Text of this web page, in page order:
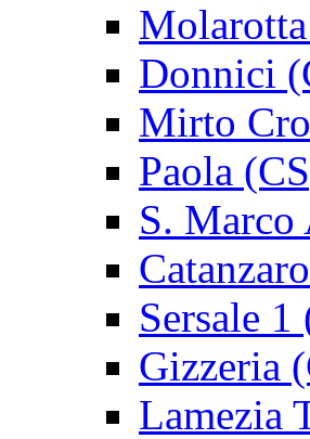
Donnici
Mirto
Paola
S. Marco
Sersale 1
Gizzeria
Lamezia